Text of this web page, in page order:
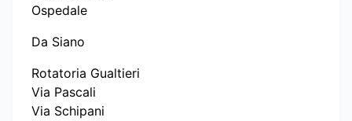
Ospedale
Da Siano
Rotatoria Gualtieri
Via Pascali
Via Schipani